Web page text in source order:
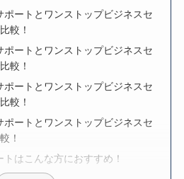
ポートとワンストップビジネスセ
較！
ポートとワンストップビジネスセ
較！
ポートとワンストップビジネスセ
較！
ポートとワンストップビジネスセ
！
はこんな方におすすめ！